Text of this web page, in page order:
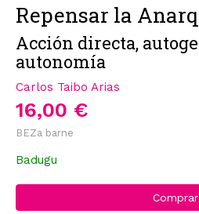
Repensar la
Acción directa,
autonomía
Carlos Taibo Arias
16,00 €
BEZa barne
Badugu
Comprar